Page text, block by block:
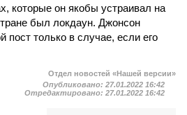
которые он якобы устраивал на
был локдаун. Джонсон
пост только в случае, если его
Отдел новостей «Нашей версии»
Опубликовано: 27.01.2022 16:42
Отредактировано: 27.01.2022 16:42